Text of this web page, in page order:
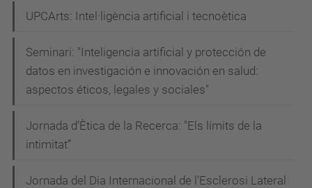
UPCArts: Intel·ligència artificial i tecnoètica
Seminari: "Inteligencia artificial y protección de
datos en investigación e innovación en salud:
aspectos éticos, legales y sociales"
Jornada d’Ètica de la Recerca: "Els límits de la
intimitat”
Jornada del Dia Internacional de l’Esclerosi Lateral